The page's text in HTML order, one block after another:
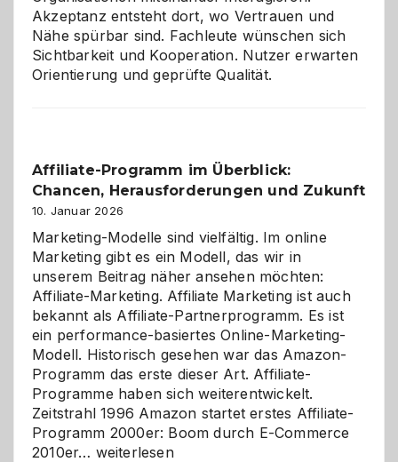
Akzeptanz entsteht dort, wo Vertrauen und
Nähe spürbar sind. Fachleute wünschen sich
Sichtbarkeit und Kooperation. Nutzer erwarten
Orientierung und geprüfte Qualität.
Affiliate-Programm im Überblick:
Chancen, Herausforderungen und Zukunft
10. Januar 2026
Marketing-Modelle sind vielfältig. Im online
Marketing gibt es ein Modell, das wir in
unserem Beitrag näher ansehen möchten:
Affiliate-Marketing. Affiliate Marketing ist auch
bekannt als Affiliate-Partnerprogramm. Es ist
ein performance-basiertes Online-Marketing-
Modell. Historisch gesehen war das Amazon-
Programm das erste dieser Art. Affiliate-
Programme haben sich weiterentwickelt.
Zeitstrahl 1996 Amazon startet erstes Affiliate-
Programm 2000er: Boom durch E-Commerce
2010er… Affiliate-
weiterlesen